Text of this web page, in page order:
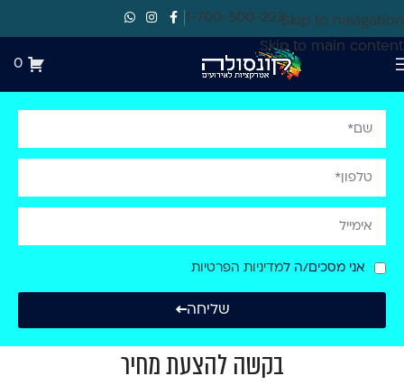
Skip to navigation
Skip to main content
1-700-500-223
0
אני מסכים/ה למדיניות הפרטיות
שליחה
בקשה להצעת מחיר